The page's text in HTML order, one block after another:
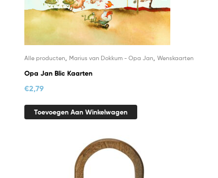
Alle producten Marius van Dokkum - Opa Jan Wenskaarten
Opa Jan Blic Kaarten
€2,79
Toevoegen Aan Winkelwagen